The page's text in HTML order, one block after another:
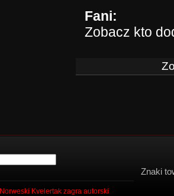
Fani:
Zobacz kto
Norweski Kvelertak zagra autorski
Znaki